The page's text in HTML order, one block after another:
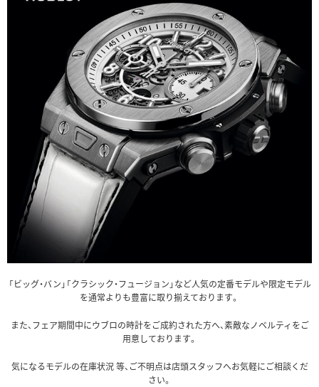
「ビッグ・バン」「クラシック・フュージョン」など人気の定番モデルや限定モデル
を通常よりも豊富に取り揃えております。
また、フェア期間中にウブロの時計をご成約された方へ、素敵なノベルティをご
用意しております。
気になるモデルの在庫状況 等、ご不明点は店頭スタッフへお気軽にご相談くだ
さい。